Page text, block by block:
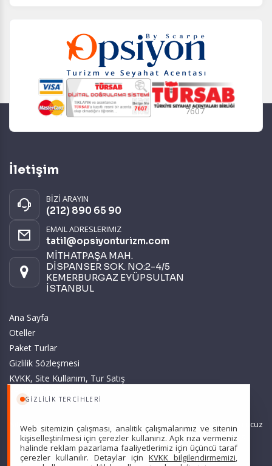
GIZLILIK TERCIHLERI
Web sitemizin çalışması, analitik çalışmalarımız ve sitenin
kişiselleştirilmesi için çerezler kullanırız. Açık rıza vermeniz
halinde reklam pazarlama faaliyetlerimiz için üçüncü taraf
çerezler kullanılır. Detaylar için KVKK bilgilendirmemizi,
7607
İletişim
BİZİ ARAYIN
(212) 890 65 90
EMAIL ADRESLERIMIZ
tatil@opsiyonturizm.com
MİTHATPAŞA MAH.
DİSPANSER SOK. NO:2-4/5
KEMERBURGAZ EYÜPSULTAN
İSTANBUL
Ana Sayfa
Oteller
Paket Turlar
Gizlilik Sözleşmesi
KVKK, Site Kullanım, Tur Satış
Sitemizde anılan tüm fiyatlar, geçerli kartlar ile tek ödemede, en ucuz
başlangıç fiyatlardır ve yeterli kontenjan olması durumunda
geçerlidir.